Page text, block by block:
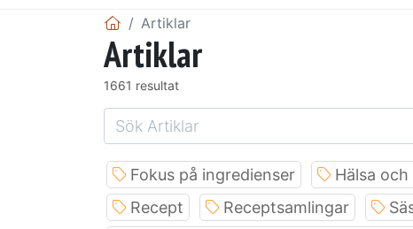
Artiklar
Artiklar
1661 resultat
Fokus på ingredienser Hälsa
Recept
Receptsamlingar